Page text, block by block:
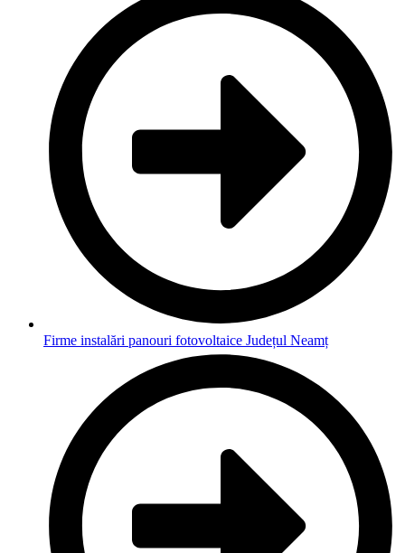
Firme instalări panouri fotovoltaice Județul Neamț